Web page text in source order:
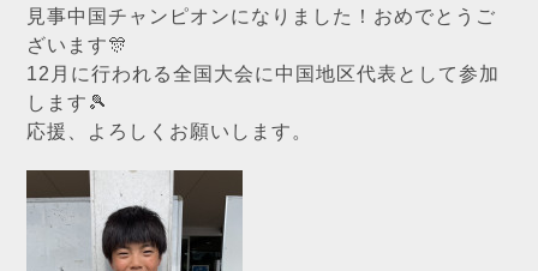
見事中国チャンピオンになりました！おめでとうご
ざいます🎊
12月に行われる全国大会に中国地区代表として参加
します🎾
応援、よろしくお願いします。